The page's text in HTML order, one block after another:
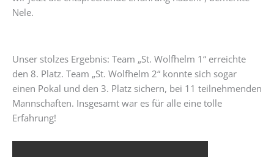
Nele.
Unser stolzes Ergebnis: Team „St. Wolfhelm 1“ erreichte
den 8. Platz. Team „St. Wolfhelm 2“ konnte sich sogar
einen Pokal und den 3. Platz sichern, bei 11 teilnehmenden
Mannschaften. Insgesamt war es für alle eine tolle
Erfahrung!